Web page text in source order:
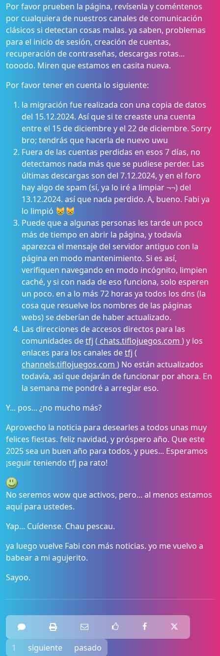
Por favor prueben la página, revísenla y coméntenos
por cualquiera de nuestros canales de comunicación
clásicos si detectan cosas malas. ya saben, problemas
para el inicio de sesión, creación de cuentas,
recuperación de contraseñas, descargas rotas...
tooodo. Miren que estamos en casita nueva.
Por favor tener en cuenta lo siguiente:
la migración fue realizada con una copia de datos
del 15.12.2024. Así que si te creaste una cuenta
entre el 15 de diciembre y el 22 de diciembre. Sorry
bro; tendrás que hacerla de nuevo uwu
Fuera de las cuentas perdidas en esos 7 días, no
detectamos nada más que se pudiese perder. Las
últimas descargas son del 7.12.2024, y en el foro
hay algo de spam (sí, ya lo iré a limpiar ¬¬) del
13.12.2024. así que nada perdido. A, bueno. Fabi ya
lo limpió 😹😹
Puede que a algunas personas les tarde un poco
más de tiempo en abrir la página, y todavía
aparezca el mensaje del servidor antiguo con la
página en modo mantenimiento. Si es así,
verifiquen navegando en modo incógnito, limpien
caché, y si con nada de eso funciona, solo esperen
un poco. en a lo más 72 horas ya todos los dns (la
cosa que resuelve los nombres de las páginas
webs) se deberían de haber actualizado.
Las direcciones de accesos directos para las
comunidades detfj ( chats.tiflojuegos.com ) y los
enlaces para los canales detfj (
channels.tiflojuegos.com ) No están actualizados
todavía, así que dejarán de funcionar por ahora. En
la semana me pondré a arreglar eso.
Y... pos... ¿no mucho más?
Aprovecho la noticia para desearles a todos unas muy
felices fiestas. feliz navidad, y próspero año. Que este
2025 sea un buen año para todos, y pues... Esperamos
¡seguir teniendo tfj pa rato!
No seremos wow que activos, pero... al menos estamos
aquí para ustedes.
Yap... Cuídense. Chau pescau.
ya luego vuelve Fabi con más noticias. yo me vuelvo a
babear a mi agujerito.
Sayoo.
1 siguiente pasado